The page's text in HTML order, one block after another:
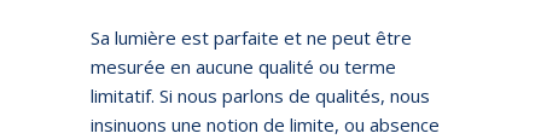
Sa lumière est parfaite et ne peut être
mesurée en aucune qualité ou terme
limitatif. Si nous parlons de qualités, nous
insinuons une notion de limite, ou absence